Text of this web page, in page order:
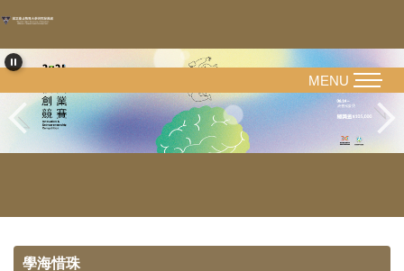
跳
主
容
MENU
學海惜珠